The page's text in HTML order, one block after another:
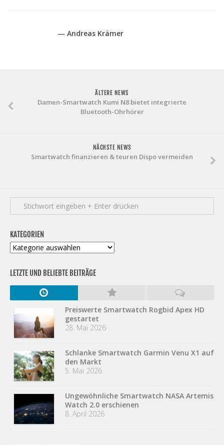
— Andreas Krämer
ÄLTERE NEWS
Damen-Smartwatch Kumi N8 bietet integrierte
Bluetooth-Ohrhörer
NÄCHSTE NEWS
Smartwatch finanzieren & teuren Dispo vermeiden
KATEGORIEN
Kategorien
LETZTE UND BELIEBTE BEITRÄGE
Preiswerte Smartwatch Rogbid Apex HD
gestartet
28. Mai 2026
Schlanke Smartwatch Garmin Venu X1 auf
den Markt
5. Mai 2026
Ungewöhnliche Smartwatch NASA Artemis
Watch 2.0 erschienen
8. April 2026